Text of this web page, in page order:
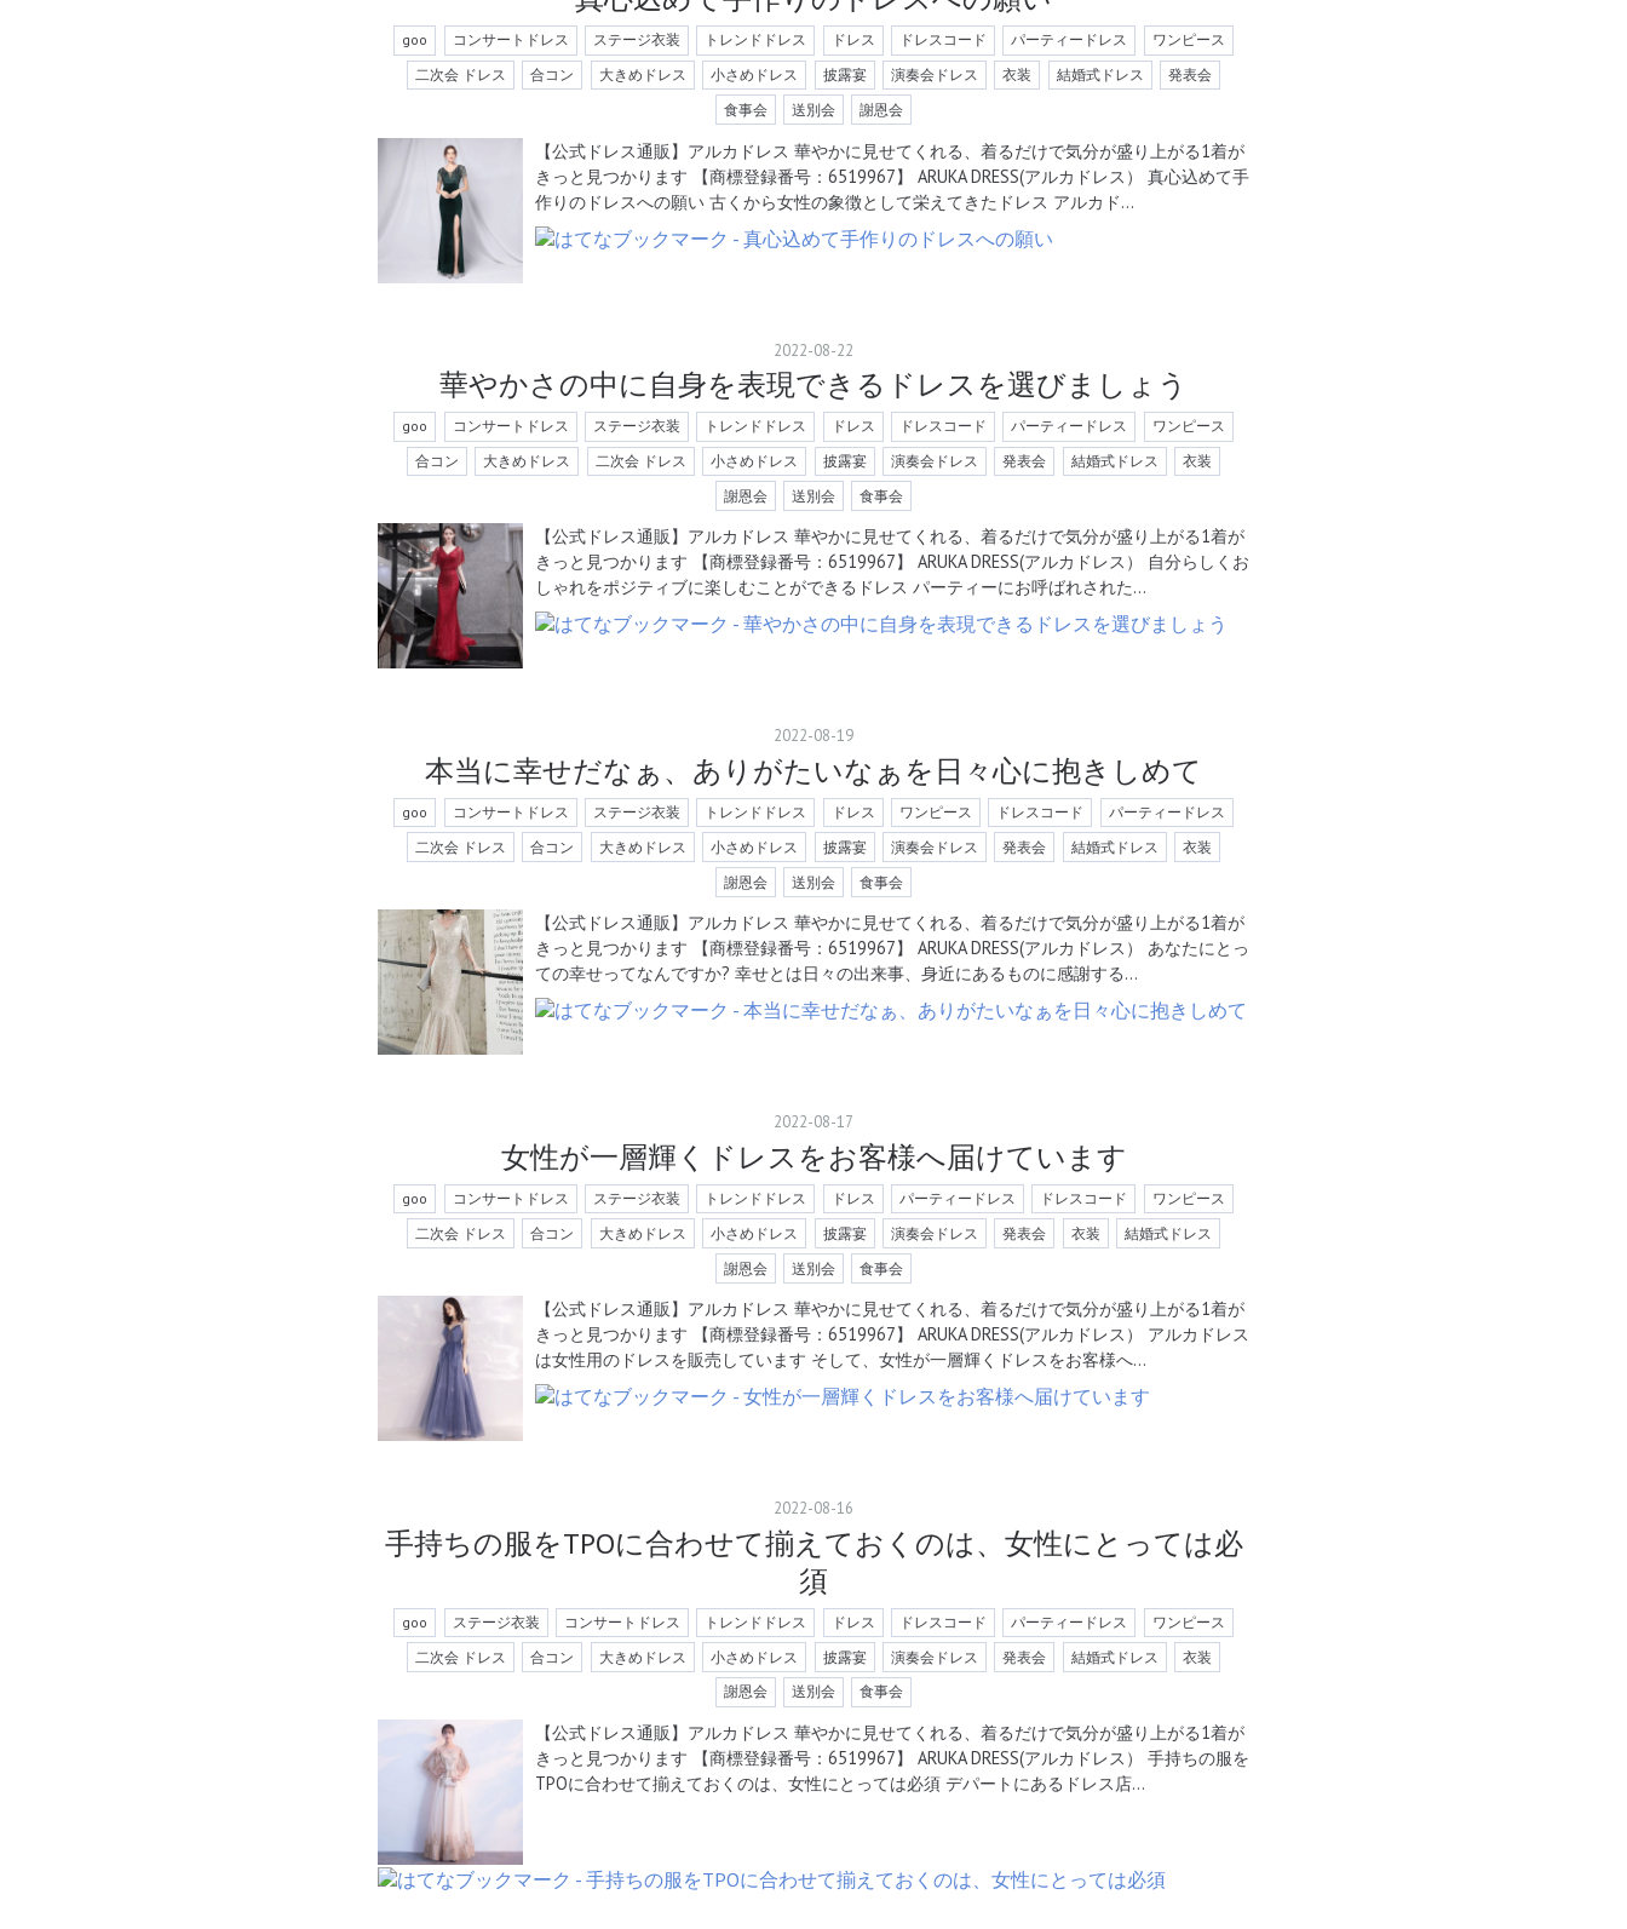
goo コンサートドレス ステージ衣装 トレンドドレス ドレス ドレスコード パーティードレス
ワンピース
二次会 ドレス
合コン 大きめドレス 小さめドレス 披露宴 演奏会ドレス 衣装 結婚式ドレス
発表会
食事会
送別会 謝恩会
【公式ドレス通販】アルカドレス 華やかに見せてくれる、着るだけで気分が盛り上がる1着が
きっと見つかります 【商標登録番号：6519967】 ARUKA DRESS(アルカドレス） 真心込めて手
作りのドレスへの願い 古くから女性の象徴として栄えてきたドレス アルカド…
2022-08-22
華やかさの中に自身を表現できるドレスを選びましょう
goo コンサートドレス ステージ衣装 トレンドドレス ドレス ドレスコード パーティードレス
ワンピース
合コン
大きめドレス 二次会 ドレス 小さめドレス 披露宴 演奏会ドレス 発表会 結婚式ドレス
衣装
謝恩会
送別会 食事会
【公式ドレス通販】アルカドレス 華やかに見せてくれる、着るだけで気分が盛り上がる1着が
きっと見つかります 【商標登録番号：6519967】 ARUKA DRESS(アルカドレス） 自分らしくお
しゃれをポジティブに楽しむことができるドレス パーティーにお呼ばれされた…
2022-08-19
本当に幸せだなぁ、ありがたいなぁを日々心に抱きしめて
goo コンサートドレス ステージ衣装 トレンドドレス ドレス ワンピース ドレスコード
パーティードレス
二次会 ドレス
合コン 大きめドレス 小さめドレス 披露宴 演奏会ドレス 発表会 結婚式ドレス
衣装
謝恩会
送別会 食事会
【公式ドレス通販】アルカドレス 華やかに見せてくれる、着るだけで気分が盛り上がる1着が
きっと見つかります 【商標登録番号：6519967】 ARUKA DRESS(アルカドレス） あなたにとっ
ての幸せってなんですか? 幸せとは日々の出来事、身近にあるものに感謝する…
2022-08-17
女性が一層輝くドレスをお客様へ届けています
goo コンサートドレス ステージ衣装 トレンドドレス ドレス パーティードレス ドレスコード
ワンピース
二次会 ドレス
合コン 大きめドレス 小さめドレス 披露宴 演奏会ドレス 発表会 衣装
結婚式ドレス
謝恩会
送別会 食事会
【公式ドレス通販】アルカドレス 華やかに見せてくれる、着るだけで気分が盛り上がる1着が
きっと見つかります 【商標登録番号：6519967】 ARUKA DRESS(アルカドレス） アルカドレス
は女性用のドレスを販売しています そして、女性が一層輝くドレスをお客様へ…
2022-08-16
手持ちの服をTPOに合わせて揃えておくのは、女性にとっては必
須
goo ステージ衣装 コンサートドレス トレンドドレス ドレス ドレスコード パーティードレス
ワンピース
二次会 ドレス
合コン 大きめドレス 小さめドレス 披露宴 演奏会ドレス 発表会 結婚式ドレス
衣装
謝恩会
送別会 食事会
【公式ドレス通販】アルカドレス 華やかに見せてくれる、着るだけで気分が盛り上がる1着が
きっと見つかります 【商標登録番号：6519967】 ARUKA DRESS(アルカドレス） 手持ちの服を
TPOに合わせて揃えておくのは、女性にとっては必須 デパートにあるドレス店…